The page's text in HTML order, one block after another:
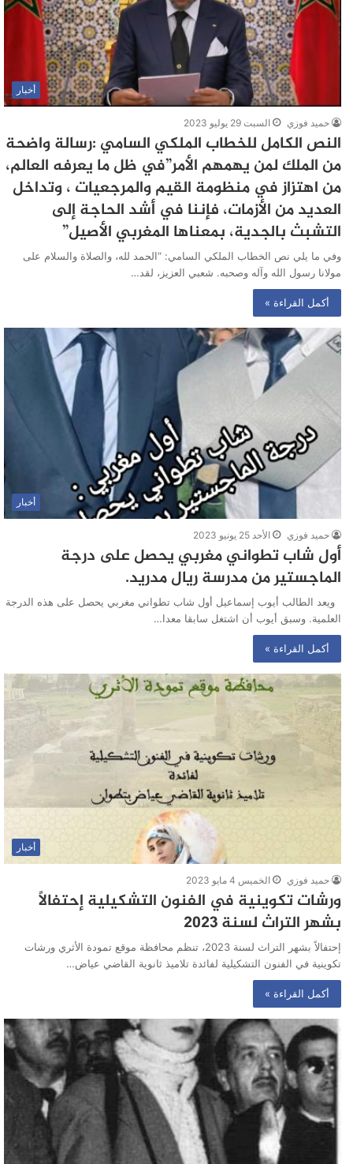
أخبار
حميد فوزي السبت 29 يوليو 2023
النص الكامل للخطاب الملكي السامي :رسالة واضحة
من الملك لمن يهمهم الأمر”في ظل ما يعرفه العالم،
من اهتزاز في منظومة القيم والمرجعيات ، وتداخل
العديد من الأزمات، فإننا في أشد الحاجة إلى
التشبث بالجدية، بمعناها المغربي الأصيل”
وفي ما يلي نص الخطاب الملكي السامي: “الحمد لله، والصلاة والسلام على
مولانا رسول الله وآله وصحبه. شعبي العزيز، لقد…
أكمل القراءة »
أخبار
حميد فوزي الأحد 25 يونيو 2023
أول شاب تطواني مغربي يحصل على درجة
الماجستير من مدرسة ريال مدريد.
ويعد الطالب أيوب إسماعيل أول شاب تطواني مغربي يحصل على هذه الدرجة
العلمية. وسبق أيوب أن اشتغل سابقا معدا…
أكمل القراءة »
أخبار
حميد فوزي الخميس 4 مايو 2023
ورشات تكوينية في الفنون التشكيلية إحتفالاً
بشهر التراث لسنة 2023
إحتفالاً بشهر التراث لسنة 2023، تنظم محافظة موقع تمودة الأثري ورشات
تكوينية في الفنون التشكيلية لفائدة تلاميذ ثانوية القاضي عياض…
أكمل القراءة »